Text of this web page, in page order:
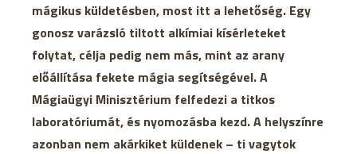
mágikus küldetésben, most itt a lehetőség. Egy
gonosz varázsló tiltott alkímiai kísérleteket
folytat, célja pedig nem más, mint az arany
előállítása fekete mágia segítségével. A
Mágiaügyi Minisztérium felfedezi a titkos
laboratóriumát, és nyomozásba kezd. A helyszínre
azonban nem akárkiket küldenek – ti vagytok